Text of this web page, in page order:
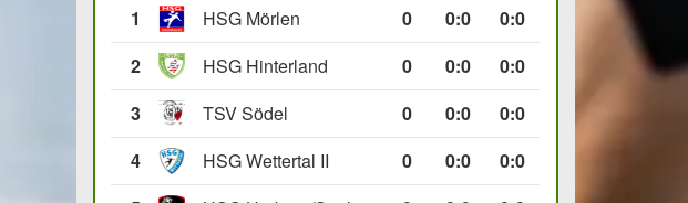
1
HSG Mörlen 0 0:0
0:0
2
HSG Hinterland 0 0:0
0:0
3
TSV Södel 0 0:0
0:0
4
HSG Wettertal II 0 0:0
0:0